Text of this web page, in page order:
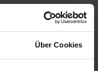
Über Cookies